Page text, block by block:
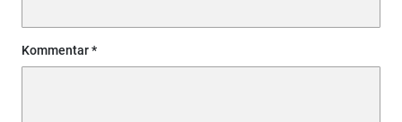
Kommentar